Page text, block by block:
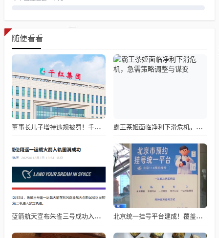
随便看看
董事长儿子增持违规被罚！千红制药市值128亿，半年净赚2.58亿却踩雷信托5年 霸王茶姬面临净利下滑危机，急需策略调整与谋变
蓝箭航天宣布朱雀三号成功入轨，技术突破五大项，深入排查回收失败原因 北京统一挂号平台建成！覆盖近300家二三甲医院号源